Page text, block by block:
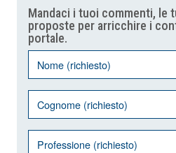
Mandaci i tuoi commenti, le
proposte per arricchire i
portale.